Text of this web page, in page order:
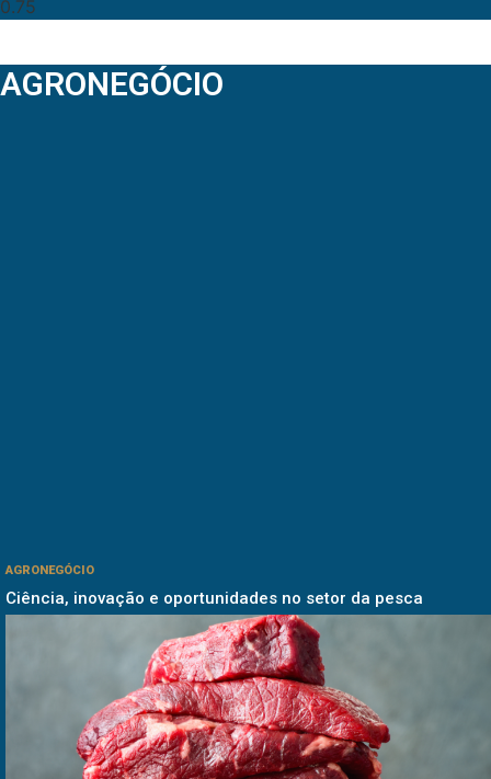
AGRONEGÓCIO
AGRONEGÓCIO
Ciência, inovação e oportunidades no setor da pesca